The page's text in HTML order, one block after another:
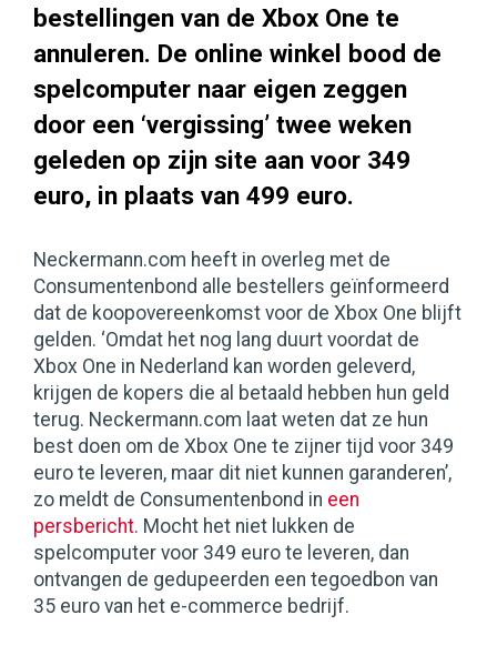
bestellingen van de Xbox One te
annuleren. De online winkel bood de
spelcomputer naar eigen zeggen
door een ‘vergissing’ twee weken
geleden op zijn site aan voor 349
euro, in plaats van 499 euro.
Neckermann.com heeft in overleg met de
Consumentenbond alle bestellers geïnformeerd
dat de koopovereenkomst voor de Xbox One blijft
gelden. ‘Omdat het nog lang duurt voordat de
Xbox One in Nederland kan worden geleverd,
krijgen de kopers die al betaald hebben hun geld
terug. Neckermann.com laat weten dat ze hun
best doen om de Xbox One te zijner tijd voor 349
euro te leveren, maar dit niet kunnen garanderen’,
zo meldt de Consumentenbond in een
persbericht. Mocht het niet lukken de
spelcomputer voor 349 euro te leveren, dan
ontvangen de gedupeerden een tegoedbon van
35 euro van het e-commerce bedrijf.